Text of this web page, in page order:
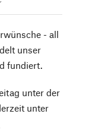
- all
unser
fundiert.
unter der
unter